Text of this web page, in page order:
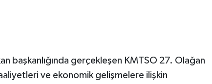
başkanlığında gerçekleşen KMTSO 27. Olağan
ve ekonomik gelişmelere ilişkin